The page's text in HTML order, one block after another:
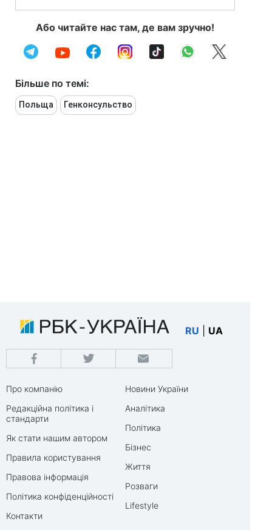
Або читайте нас там, де вам зручно!
Більше по темі:
Польща Генконсульство
RU UA
Про компанію
Редакційна політика і
стандарти
Як стати нашим автором
Правила користування
Правова інформація
Політика конфіденційності
Контакти
Новини України
Аналітика
Політика
Бізнес
Життя
Розваги
Lifestyle